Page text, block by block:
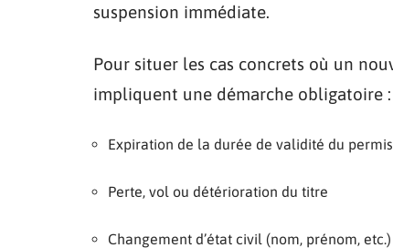
suspension immédiate.
Pour situer les cas concrets où un
impliquent une démarche obligatoire :
Expiration de la durée de validité du permis
Perte, vol ou détérioration du titre
Changement d’état civil (nom, prénom, etc.)